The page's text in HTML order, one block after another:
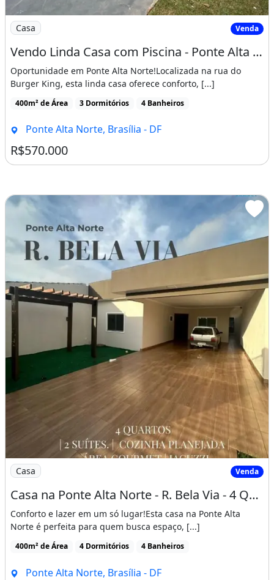
Imagem: Vendo Linda Casa com Piscina - Ponte Alta
Casa Venda
Vendo Linda Casa com Piscina - Ponte Alta Norte
Oportunidade em Ponte Alta Norte!Localizada na rua do
Burger King, esta linda casa oferece conforto, [...]
400m² de Área 3 Dormitórios 4 Banheiros
Ponte Alta Norte, Brasília - DF
R$570.000
Imagem: Casa na Ponte Alta Norte - R. Bela Via
Casa Venda
Casa na Ponte Alta Norte - R. Bela Via - 4 Quartos
Conforto e lazer em um só lugar!Esta casa na Ponte Alta
Norte é perfeita para quem busca espaço, [...]
400m² de Área 4 Dormitórios 4 Banheiros
Ponte Alta Norte, Brasília - DF